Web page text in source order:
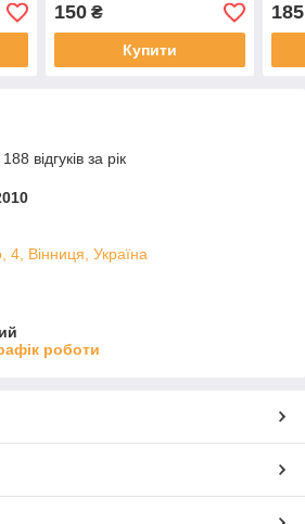
150₴
Купити
185
відгуків за рік
4, Вінниця, Україна
роботи